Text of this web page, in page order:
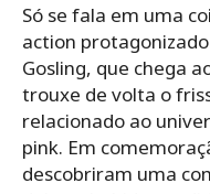
Só se fala em uma
action
Gosling, que chega
trouxe de volta o
relacionado ao
pink. Em
descobriram uma